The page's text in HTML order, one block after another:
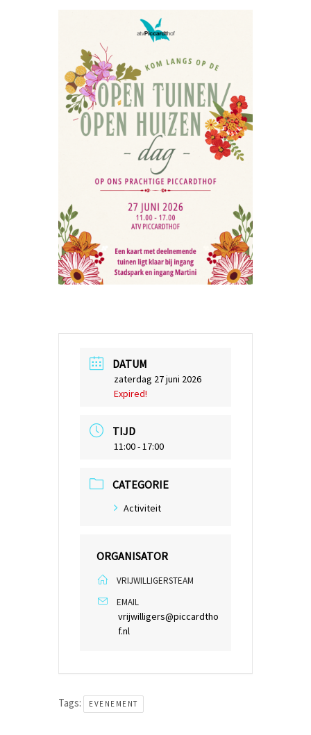
DATUM
zaterdag 27 juni 2026
Expired!
TIJD
11:00 - 17:00
CATEGORIE
Activiteit
ORGANISATOR
VRIJWILLIGERSTEAM
EMAIL
vrijwilligers@piccardtho
f.nl
Tags: EVENEMENT